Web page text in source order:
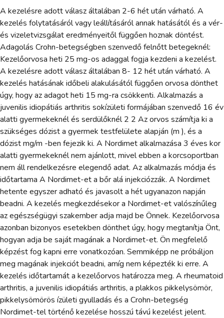
A kezelésre adott válasz általában 2-6 hét után várható. A
kezelés folytatásáról vagy leállításáról annak hatásától és a vér-
és vizeletvizsgálat eredményeitől függően hoznak döntést.
Adagolás Crohn-betegségben szenvedő felnőtt betegeknél:
Kezelőorvosa heti 25 mg-os adaggal fogja kezdeni a kezelést.
A kezelésre adott válasz általában 8- 12 hét után várható. A
kezelés hatásának időbeli alakulásától függően orvosa dönthet
úgy, hogy az adagot heti 15 mg-ra csökkenti. Alkalmazás a
juvenilis idiopátiás arthritis sokízületi formájában szenvedő 16 év
alatti gyermekeknél és serdülőknél 2 2 Az orvos számítja ki a
szükséges dózist a gyermek testfelülete alapján (m ), és a
dózist mg/m -ben fejezik ki. A Nordimet alkalmazása 3 éves kor
alatti gyermekeknél nem ajánlott, mivel ebben a korcsoportban
nem áll rendelkezésre elegendő adat. Az alkalmazás módja és
időtartama A Nordimet-et a bőr alá injekciózzák. A Nordimet
hetente egyszer adható és javasolt a hét ugyanazon napján
beadni. A kezelés megkezdésekor a Nordimet-et valószínűleg
az egészségügyi szakember adja majd be Önnek. Kezelőorvosa
azonban bizonyos esetekben dönthet úgy, hogy megtanítja Önt,
hogyan adja be saját magának a Nordimet-et. Ön megfelelő
képzést fog kapni erre vonatkozóan. Semmiképp ne próbáljon
meg magának injekciót beadni, amíg nem képezték ki erre. A
kezelés időtartamát a kezelőorvos határozza meg. A rheumatoid
arthritis, a juvenilis idiopátiás arthritis, a plakkos pikkelysömör,
pikkelysömörös ízületi gyulladás és a Crohn-betegség
Nordimet-tel történő kezelése hosszú távú kezelést jelent.